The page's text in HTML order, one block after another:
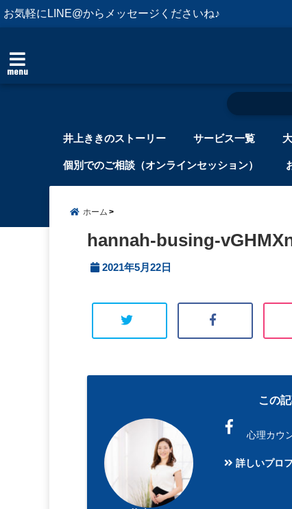
お気軽にLINE@からメッセージくださいね♪
menu
井上ききのストーリー サービス一覧
個別でのご相談（オンラインセッション）
ホーム
hannah-busing-
2021年5月22日
この
心理カウ
詳しいプロ